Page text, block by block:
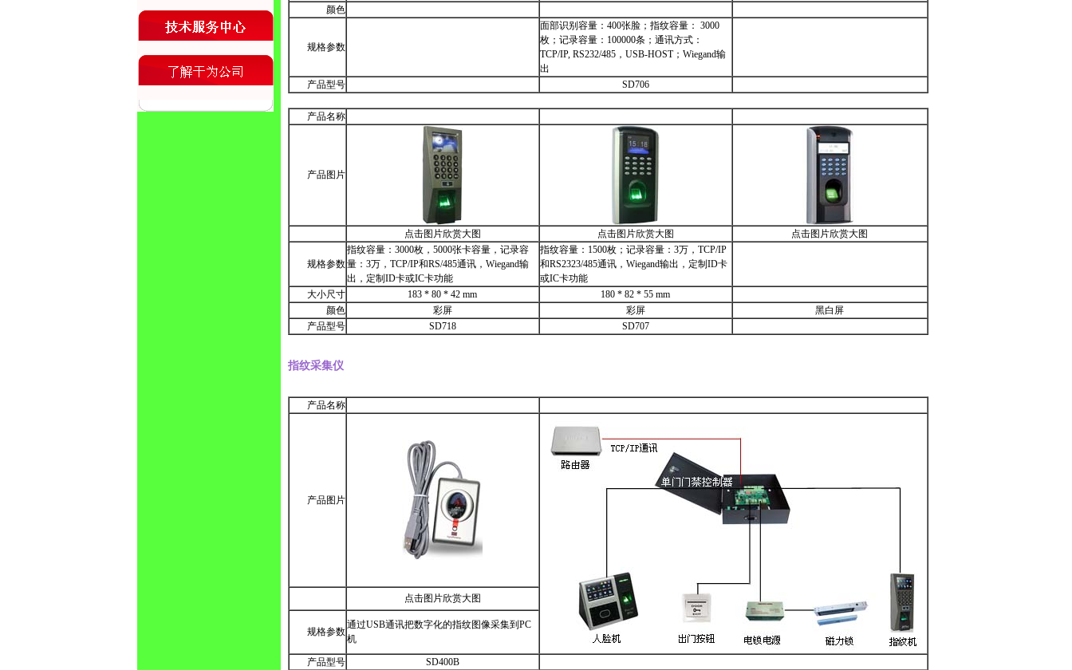
颜色
规格参数
面部识别容量：400张脸；指纹容量： 3000
枚；记录容量：100000条；通讯方式：
TCP/IP, RS232/485，USB-HOST；Wiegand输
出
产品型号
SD706
产品名称
产品图片
点击图片欣赏大图 点击图片欣赏大图 点击图片欣赏大图
规格参数
指纹容量：3000枚，5000张卡容量，记录容
量：3万，TCP/IP和RS/485通讯，Wiegand输
出，定制ID卡或IC卡功能
指纹容量：1500枚；记录容量：3万，TCP/IP
和RS2323/485通讯，Wiegand输出，定制ID卡
或IC卡功能
大小尺寸
183 * 80 * 42 mm
180 * 82 * 55 mm
颜色
彩屏 彩屏
黑白屏
产品型号
SD718 SD707
指纹采集仪
产品名称
产品图片
点击图片欣赏大图
规格参数
通过USB通讯把数字化的指纹图像采集到PC
机
产品型号 SD400B